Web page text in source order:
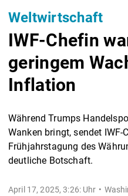
Weltwirtschaft
IWF-Chefin
geringem
Inflation
Während Trumps
Wanken bringt, sendet IWF-
Frühjahrstagung des
deutliche Botschaft.
April 17, 2025, 3:26: Uhr